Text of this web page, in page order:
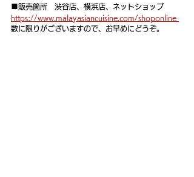
■販売箇所　渋谷店、横浜店、ネットショップ
https://www.malayasiancuisine.com/shoponline
数に限りがございますので、お早めにどうぞ。